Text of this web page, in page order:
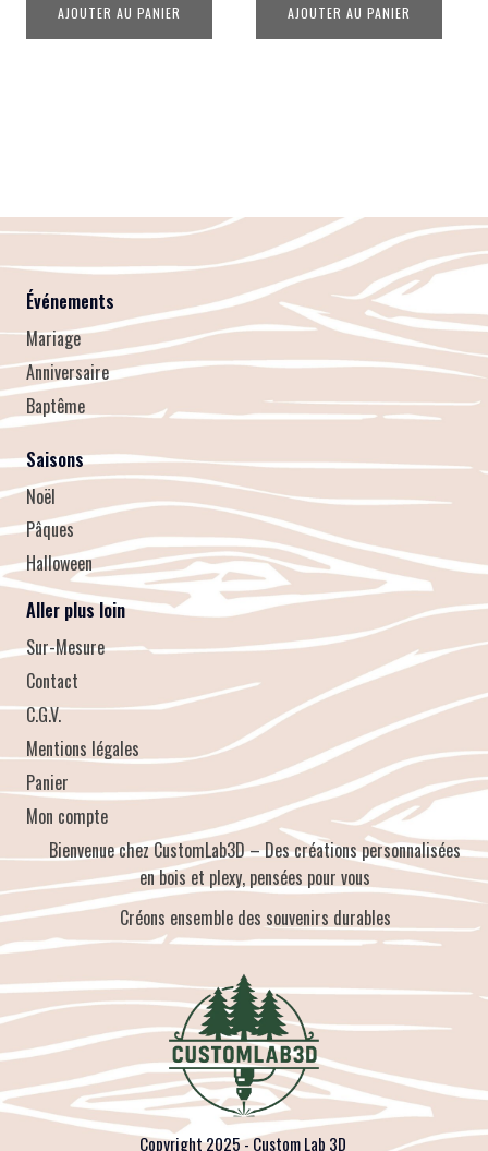
AJOUTER AU PANIER AJOUTER AU PANIER
Événements
Mariage
Anniversaire
Baptême
Saisons
Noël
Pâques
Halloween
Aller plus loin
Sur-Mesure
Contact
C.G.V.
Mentions légales
Panier
Mon compte
Bienvenue chez CustomLab3D – Des créations personnalisées
en bois et plexy, pensées pour vous
Créons ensemble des souvenirs durables
Copyright 2025 - Custom Lab 3D